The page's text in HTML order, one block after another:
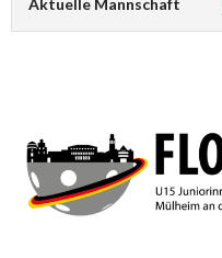
Aktuelle Mannschaft